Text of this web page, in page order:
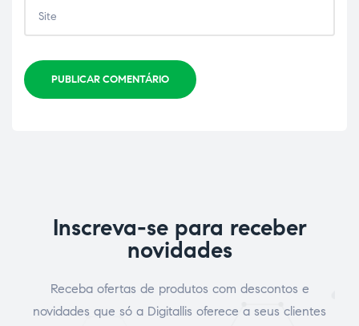
PUBLICAR COMENTÁRIO
Inscreva-se para receber
novidades
Receba ofertas de produtos com descontos e
novidades que só a Digitallis oferece a seus clientes